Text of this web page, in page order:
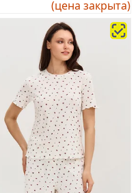
(цена закрыта)